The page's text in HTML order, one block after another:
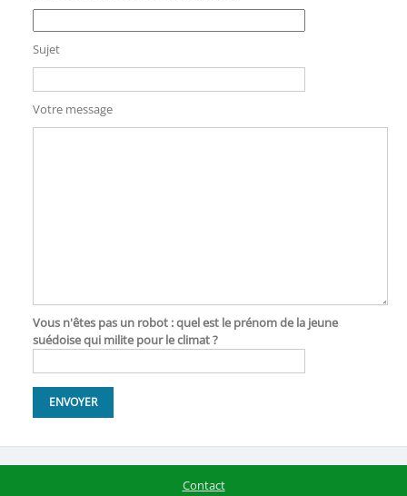
Sujet
Votre message
Vous n'êtes pas un robot : quel est le prénom de la jeune
suédoise qui milite pour le climat ?
Contact